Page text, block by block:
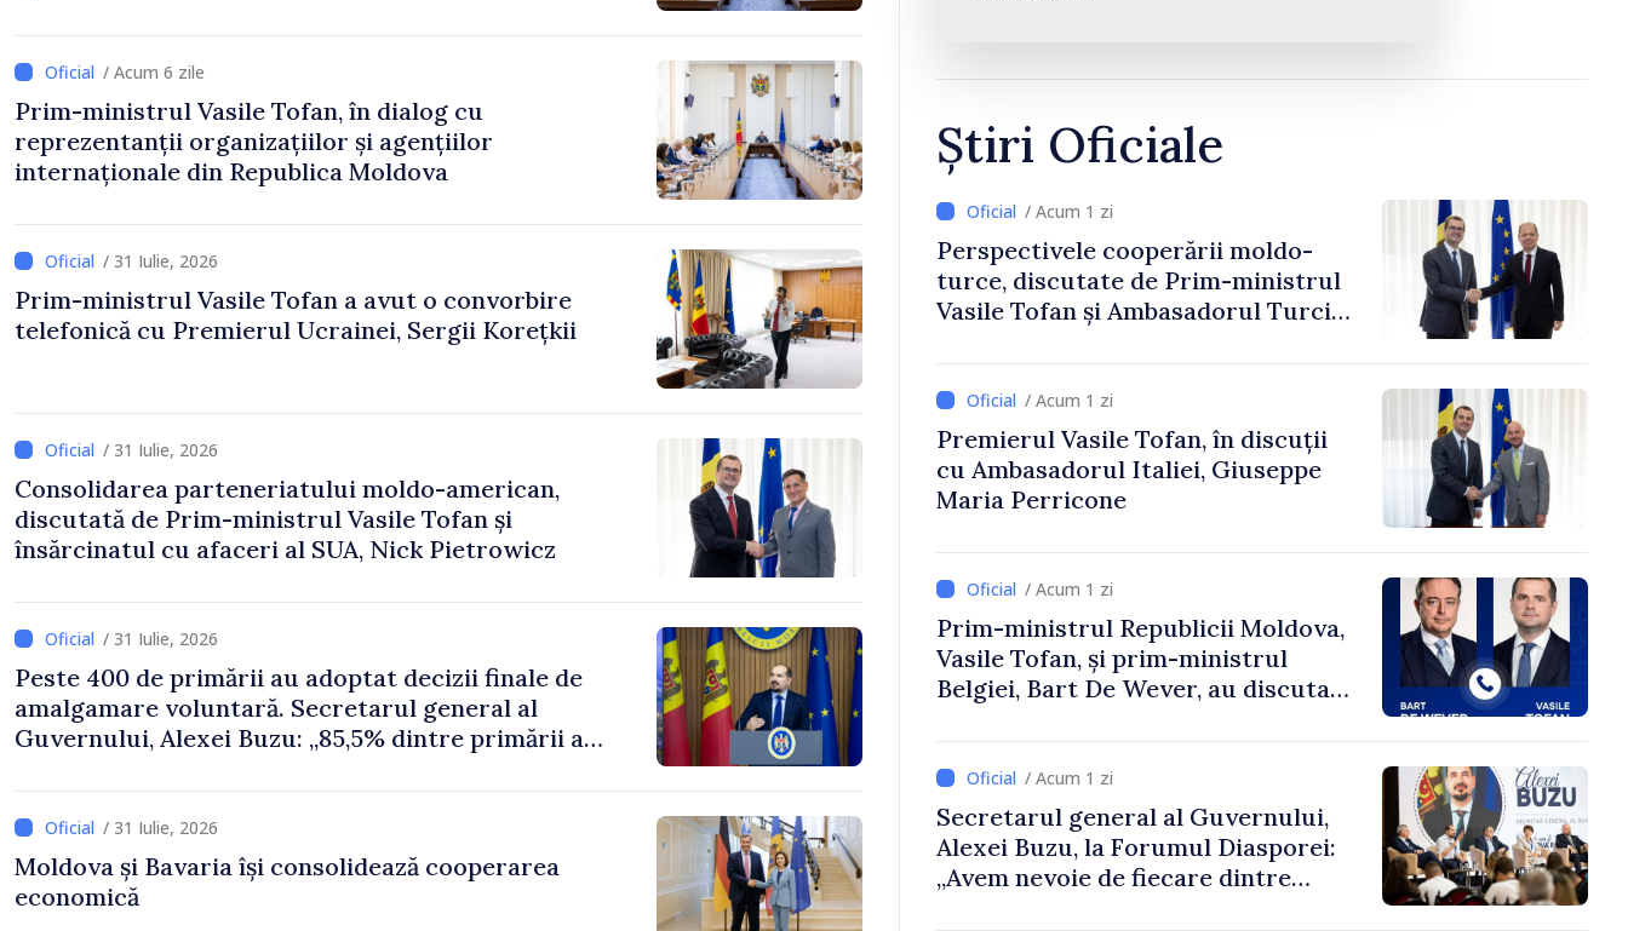
/ Acum 6 zile
Prim-ministrul Vasile Tofan, în dialog cu
reprezentanții organizațiilor și agențiilor
internaționale din Republica Moldova
/ 31 Iulie, 2026
Prim-ministrul Vasile Tofan a avut o convorbire
telefonică cu Premierul Ucrainei, Sergii Korețkii
/ 31 Iulie, 2026
Consolidarea parteneriatului moldo-american,
discutată de Prim-ministrul Vasile Tofan și
însărcinatul cu afaceri al SUA, Nick Pietrowicz
/ 31 Iulie, 2026
Peste 400 de primării au adoptat decizii finale de
amalgamare voluntară. Secretarul general al
Guvernului, Alexei Buzu: „85,5% dintre primării au
și dezvoltar/ 31 Iulie, 2026
Moldova și Bavaria își consolidează cooperarea
economică
Știri Oficiale
/ Acum 1 zi
Perspectivele cooperării moldo-
turce, discutate de Prim-ministrul
Vasile Tofan și Ambasadorul Turciei,
/ Acum 1 zi
Premierul Vasile Tofan, în discuții
cu Ambasadorul Italiei, Giuseppe
Maria Perricone
/ Acum 1 zi
Prim-ministrul Republicii Moldova,
Vasile Tofan, și prim-ministrul
Belgiei, Bart De Wever, au discutat
/ Acum 1 zi
Secretarul general al Guvernului,
Alexei Buzu, la Forumul Diasporei:
„Avem nevoie de fiecare dintre